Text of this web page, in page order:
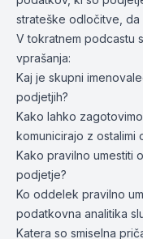
strateške odločitve,
V tokratnem podcastu
vprašanja:
Kaj je skupni
podjetjih?
Kako lahko
komunicirajo z ostalimi
Kako pravilno umestiti
podjetje?
Ko oddelek pravilno
podatkovna analitika
Katera so smiselna